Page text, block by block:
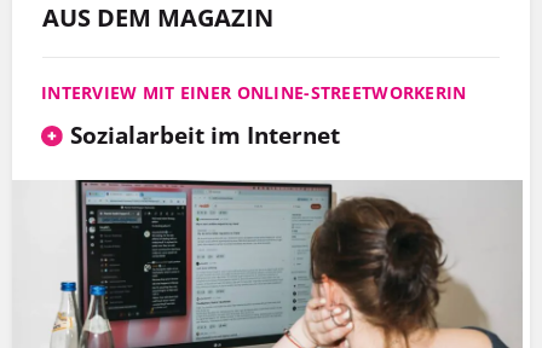
AUS DEM MAGAZIN
INTERVIEW MIT EINER ONLINE-STREETWORKERIN
Sozialarbeit im Internet